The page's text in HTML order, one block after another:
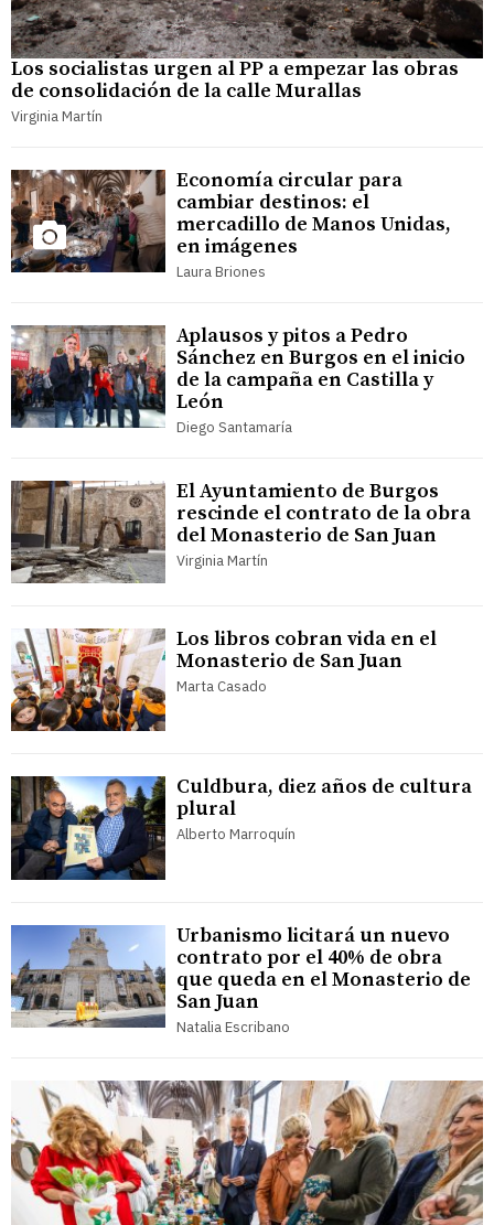
Los socialistas urgen al PP a empezar las obras
de consolidación de la calle Murallas
Virginia Martín
Economía circular para
cambiar destinos: el
mercadillo de Manos Unidas,
en imágenes
Laura Briones
Aplausos y pitos a Pedro
Sánchez en Burgos en el inicio
de la campaña en Castilla y
León
Diego Santamaría
El Ayuntamiento de Burgos
rescinde el contrato de la obra
del Monasterio de San Juan
Virginia Martín
Los libros cobran vida en el
Monasterio de San Juan
Marta Casado
Culdbura, diez años de cultura
plural
Alberto Marroquín
Urbanismo licitará un nuevo
contrato por el 40% de obra
que queda en el Monasterio de
San Juan
Natalia Escribano